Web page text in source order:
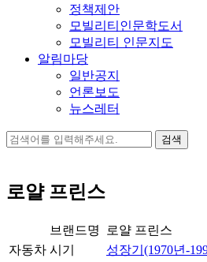
정책제안
모빌리티인문학도서
모빌리티 인문지도
알림마당
일반공지
언론보도
뉴스레터
검
로얄 프린스
자동차
브랜드명
로얄 프린스
시기
성장기(1970년-